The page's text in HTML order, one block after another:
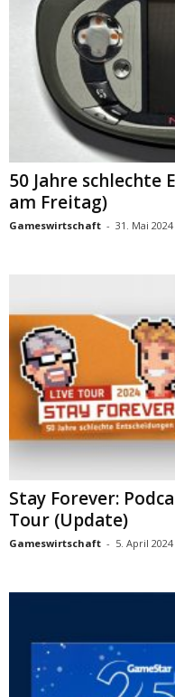
50 Jahre schlechte
am Freitag)
Gameswirtschaft - 31. Mai 2024
Stay Forever:
Tour (Update)
Gameswirtschaft - 5. April 2024